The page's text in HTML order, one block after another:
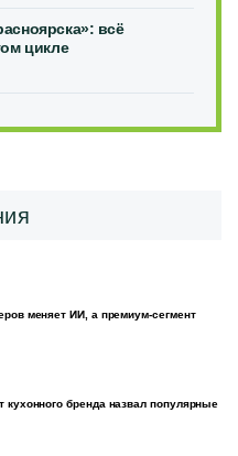
всё
цикле
меняет ИИ, а премиум-сегмент
бренда назвал популярные